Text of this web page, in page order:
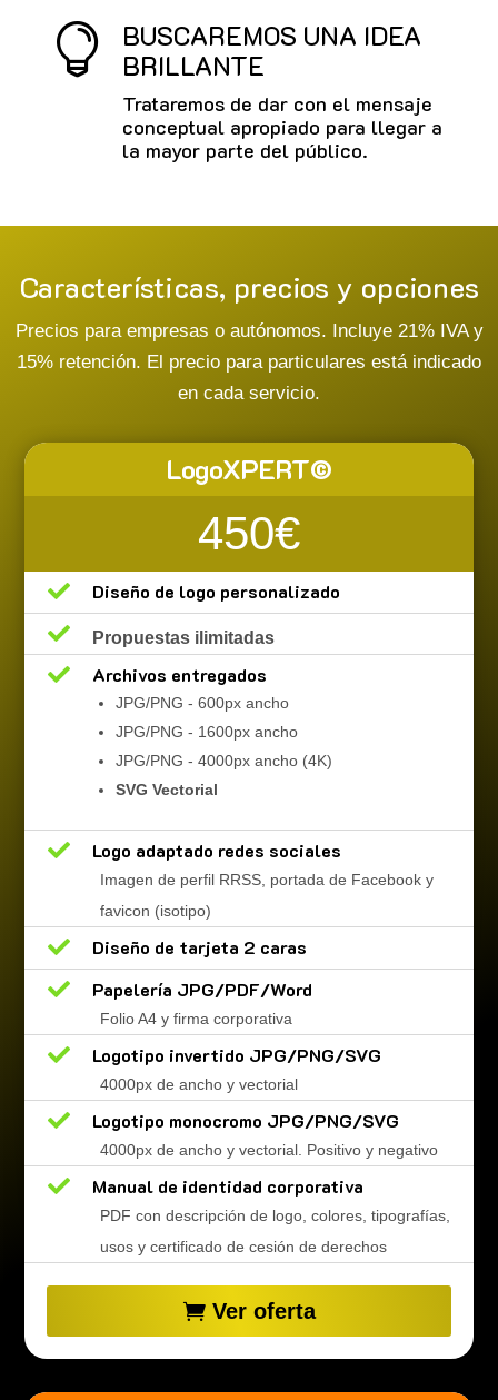

BUSCAREMOS UNA IDEA
BRILLANTE
Trataremos de dar con el mensaje
conceptual apropiado para llegar a
la mayor parte del público.
Características, precios y opciones
Precios para empresas o autónomos. Incluye 21% IVA y
15% retención. El precio para particulares está indicado
en cada servicio.
LogoXPERT©
450€

Diseño de logo personalizado

Propuestas ilimitadas
 Archivos entregados
JPG/PNG - 600px ancho
JPG/PNG - 1600px ancho
JPG/PNG - 4000px ancho (4K)
SVG Vectorial
 Logo adaptado redes sociales
Imagen de perfil RRSS, portada de Facebook y
favicon (isotipo)

Diseño de tarjeta 2 caras

Papelería JPG/PDF/Word
Folio A4 y firma corporativa
 Logotipo invertido JPG/PNG/SVG
4000px de ancho y vectorial
 Logotipo monocromo JPG/PNG/SVG
4000px de ancho y vectorial. Positivo y negativo
 Manual de identidad corporativa
PDF con descripción de logo, colores, tipografías,
usos y certificado de cesión de derechos
Ver oferta